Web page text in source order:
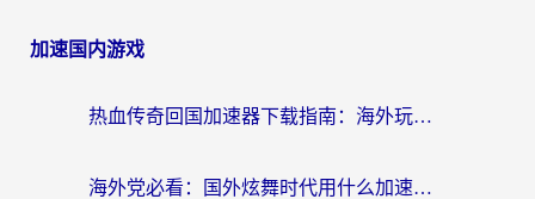
加速国内游戏
热血传奇回国加速器下载指南：海外玩家如何流畅砍怪不卡顿？
海外党必看：国外炫舞时代用什么加速器比较好？解决延迟卡顿的终极方案